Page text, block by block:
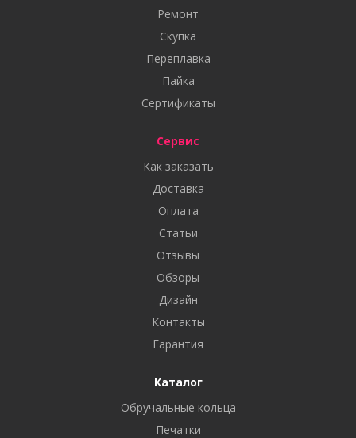
Ремонт
Скупка
Переплавка
Пайка
Сертификаты
Сервис
Как заказать
Доставка
Оплата
Статьи
Отзывы
Обзоры
Дизайн
Контакты
Гарантия
Каталог
Обручальные кольца
Печатки